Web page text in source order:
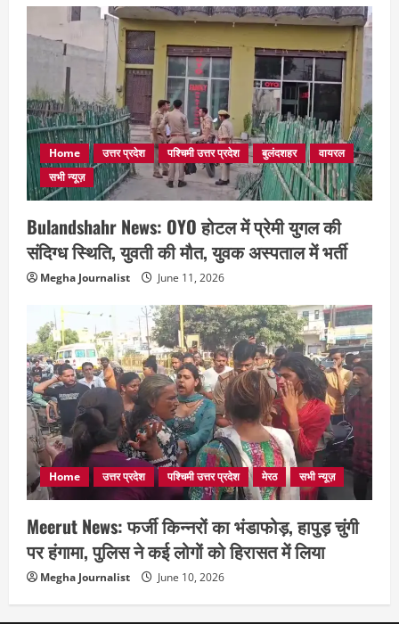
Home उत्तर प्रदेश पश्चिमी उत्तर प्रदेश बुलंदशहर
वायरल
सभी न्यूज़
Bulandshahr News: OYO होटल में प्रेमी युगल की
संदिग्ध स्थिति, युवती की मौत, युवक अस्पताल में भर्ती
Megha Journalist June 11, 2026
Home उत्तर प्रदेश पश्चिमी उत्तर प्रदेश मेरठ सभी न्यूज़
Meerut News: फर्जी किन्नरों का भंडाफोड़, हापुड़ चुंगी
पर हंगामा, पुलिस ने कई लोगों को हिरासत में लिया
Megha Journalist June 10, 2026